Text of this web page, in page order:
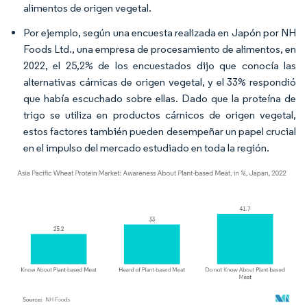
alimentos de origen vegetal.
Por ejemplo, según una encuesta realizada en Japón por NH
Foods Ltd., una empresa de procesamiento de alimentos, en
2022, el 25,2% de los encuestados dijo que conocía las
alternativas cárnicas de origen vegetal, y el 33% respondió
que había escuchado sobre ellas. Dado que la proteína de
trigo se utiliza en productos cárnicos de origen vegetal,
estos factores también pueden desempeñar un papel crucial
en el impulso del mercado estudiado en toda la región.